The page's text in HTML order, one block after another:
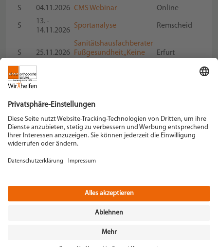
S
04.11.2026 CMS Webinar Online
S
13. -
14.11.2026
Sportanalyse Remscheid
S 25.11.2026
Sanitätshausfachberater
Fußgesundheit „Keine
Erfurt
Schein Orthopädie Service KG
42897 Remscheid
Tel. +49 2191 910-0
remscheid[at]schein.de
YouTube
+49 2191 910-200